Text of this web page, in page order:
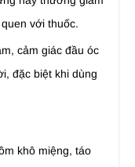
với thuốc.
cảm giác đầu óc
đặc biệt khi dùng
khô miệng, táo